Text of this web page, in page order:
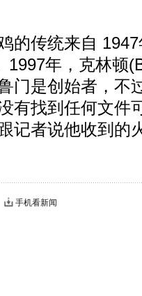
传统来自 1947
1997年，克林顿
门是创始者，不
有找到任何文件
记者说他收到的
手机看新闻